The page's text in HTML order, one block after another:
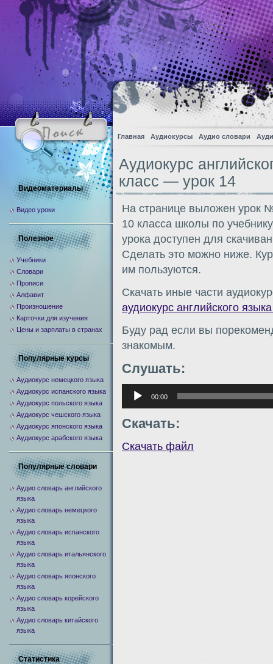
Главная Аудиокурсы Аудио словари
Аудиокурс
класс — урок 14
На странице выложен урок
10 класса школы по
урока доступен для
Сделать это можно ниже.
им пользуются.
Скачать иные части
аудиокурс английского
Буду рад если вы
знакомым.
Слушать:
Аудиоплеер
00:00
Скачать:
Скачать файл
Видеоматериалы
Видео уроки
Полезное
Учебники
Словари
Прописи
Алфавит
Произношение
Карточки для изучения
Цены и зарплаты в странах
Популярные курсы
Аудиокурс немецкого языка
Аудиокурс испанского языка
Аудиокурс польского языка
Аудиокурс чешского языка
Аудиокурс японского языка
Аудиокурс арабского языка
Популярные словари
Аудио словарь английского
языка
Аудио словарь немецкого
языка
Аудио словарь испанского
языка
Аудио словарь итальянского
языка
Аудио словарь японского
языка
Аудио словарь корейского
языка
Аудио словарь китайского
языка
Статистика